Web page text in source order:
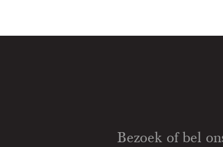
Bezoek of bel